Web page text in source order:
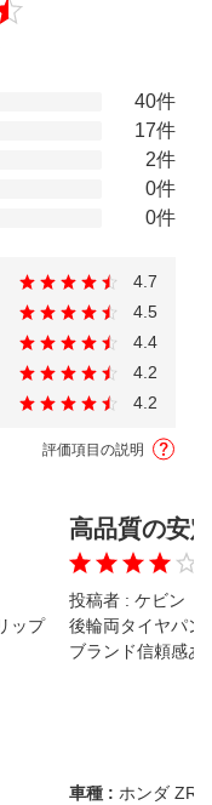
40件
17件
2件
0件
0件
4.7
4.5
4.4
4.2
4.2
評価項目の説明
ップ
高品質の安
投稿者 : ケビン（
後輪両タイヤパン
ブランド信頼感あ
車種 : ホンダ ZR-